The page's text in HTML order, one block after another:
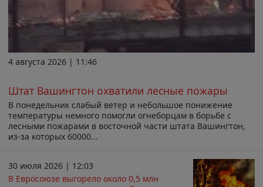
4 августа 2026 | 11:46
Штат Вашингтон охватили лесные пожары
В понедельник слабый ветер и небольшое понижение
температуры немного помогли огнеборцам в борьбе с
лесными пожарами в восточной части штата Вашингтон,
из-за которых 60000...
30 июля 2026 | 12:03
В Евросоюзе выгорело около 0,5 млн